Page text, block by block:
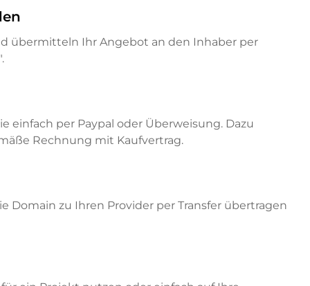
übermitteln Ihr Angebot an den Inhaber per
einfach per Paypal oder Überweisung. Dazu
Rechnung mit Kaufvertrag.
Domain zu Ihren Provider per Transfer übertragen